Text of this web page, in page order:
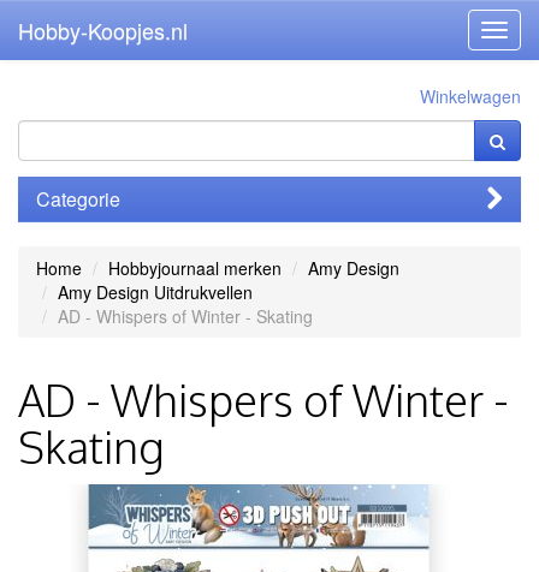
Hobby-Koopjes.nl
Winkelwagen
Categorie
Home Hobbyjournaal merken
Amy Design
Amy Design Uitdrukvellen
AD - Whispers of Winter - Skating
AD - Whispers of Winter -
Skating